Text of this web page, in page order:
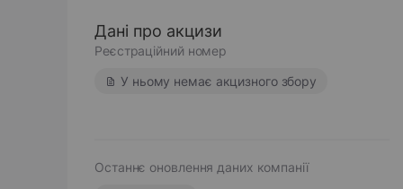
Дані про акцизи
Реєстраційний номер
У ньому немає акцизного збору
Останнє оновлення даних компанії